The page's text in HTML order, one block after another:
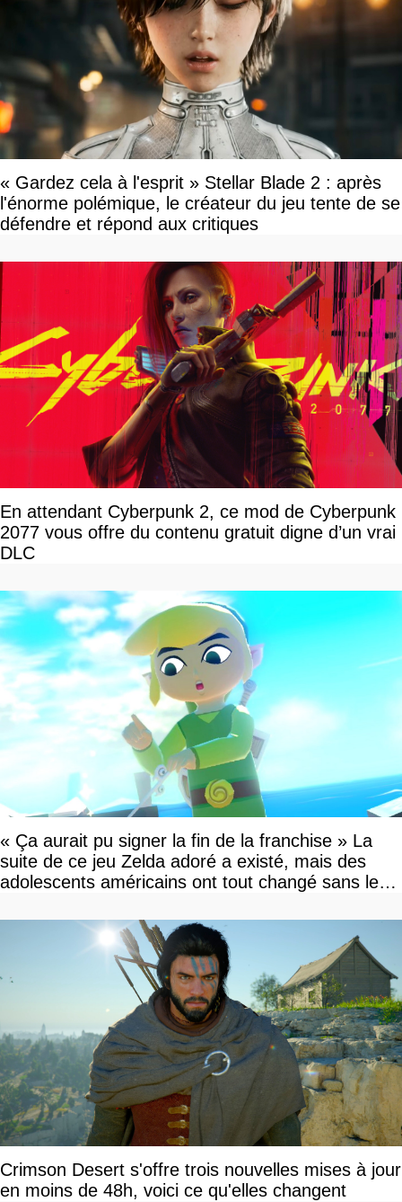
« Gardez cela à l'esprit » Stellar Blade 2 : après
l'énorme polémique, le créateur du jeu tente de se
défendre et répond aux critiques
En attendant Cyberpunk 2, ce mod de Cyberpunk
2077 vous offre du contenu gratuit digne d’un vrai
DLC
« Ça aurait pu signer la fin de la franchise » La
suite de ce jeu Zelda adoré a existé, mais des
adolescents américains ont tout changé sans le
Crimson Desert s'offre trois nouvelles mises à jour
en moins de 48h, voici ce qu'elles changent